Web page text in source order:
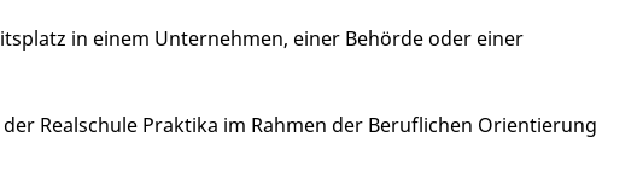
in einem Unternehmen, einer Behörde oder einer
Realschule Praktika im Rahmen der Beruflichen Orientierung